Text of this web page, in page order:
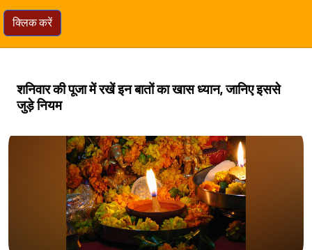
क्लिक करें
शनिवार की पूजा में रखें इन बातों का खास ध्यान, जानिए इससे
जुड़े नियम